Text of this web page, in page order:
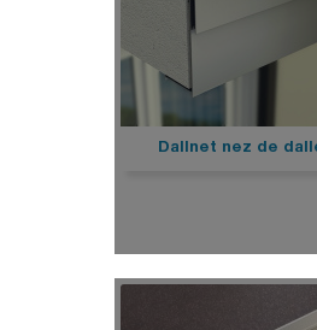
Dallnet nez de